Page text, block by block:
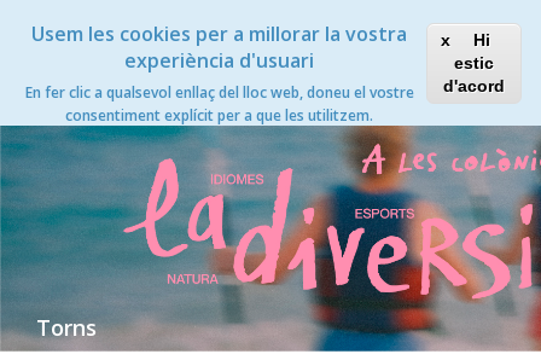
Usem les cookies per a millorar la vostra
experiència d'usuari
En fer clic a qualsevol enllaç del lloc web, doneu el vostre
consentiment explícit per a que les utilitzem.
Hi
estic
d'acord
Toggle
Xanascat
Toggle
navigation
Torns
Torns